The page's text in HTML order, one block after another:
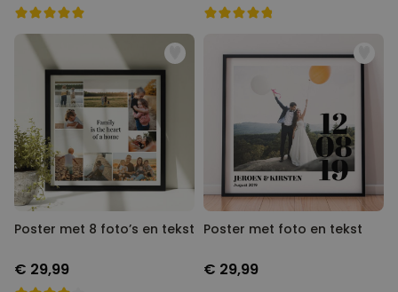
Poster met 8 foto’s en tekst
€ 29,99
Poster met foto en tekst
€ 29,99